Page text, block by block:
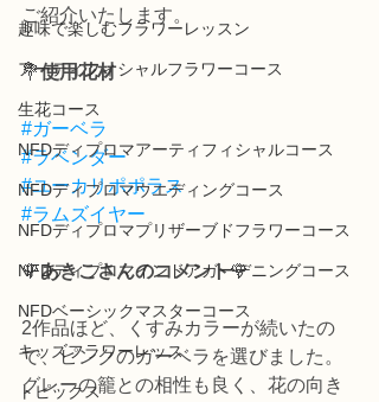
趣味で楽しむフラワーレッスン
アーティフィシャルフラワーコース
生花コース
NFDディプロマアーティフィシャルコース
NFDディプロマウエディングコース
NFDディプロマプリザーブドフラワーコース
NFDディプロマインドアガーデニングコース
NFDベーシックマスターコース
キッズフラワーレッス
トピックス
ご紹介いたします。
💐使用花材
#ガーベラ
#ラベンダー
#ユーカリポポラス
#ラムズイヤー
🌹あきこさんのコメント🌹
2作品ほど、くすみカラーが続いたの
で、ピンクのガーベラを選びました。
グレーの籠との相性も良く、花の向き